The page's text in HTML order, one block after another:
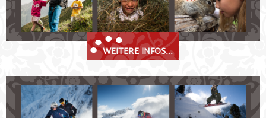
WEITERE INFOS...
Stubaier Winterfreude
Fulpmes im Stubaital - ein wahres